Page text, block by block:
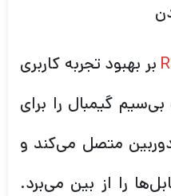
بر بهبود تجربه کاربری
بی‌سیم گیمبال را برای
متصل می‌کند و
را از بین می‌برد.